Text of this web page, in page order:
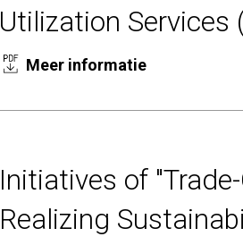
Utilization Services
Meer informatie
Initiatives of
Realizing